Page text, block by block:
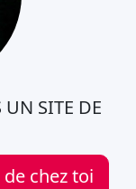
UN SITE DE
chez toi